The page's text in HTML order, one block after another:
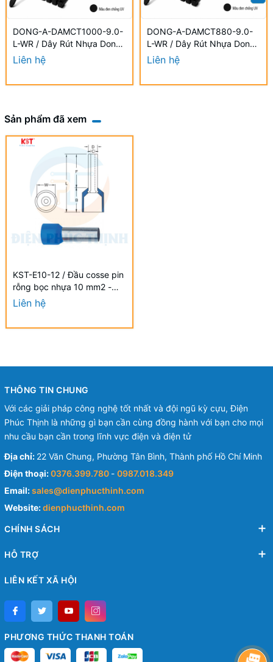
DONG-A-DAMCT1000-9.0-
L-WR / Dây Rút Nhựa Dong-
A 9.0×1000mm Chống UV
Liên hệ
DONG-A-DAMCT880-9.0-
L-WR / Dây Rút Nhựa Dong-
A 9.0×880mm Chống UV
Liên hệ
Sản phẩm đã xem
KST-E10-12 / Đầu cosse pin
rỗng bọc nhựa 10 mm2 -
NYLON-INSULATED CORD
END TERMINALS (E SERIES)
Liên hệ
THÔNG TIN CHUNG
Với các giải pháp công nghệ tốt nhất và đội ngũ kỳ cựu, Điện
Phúc Thịnh là những gì bạn cần cùng đồng hành với bạn cho mọi
nhu cầu bạn cần trong lĩnh vực điện và điện tử
Địa chỉ: 22 Văn Chung, Phường Tân Bình, Thành phố Hồ Chí Minh
Điện thoại:0376.399.780 - 0987.018.349
Email:sales@dienphucthinh.com
Website:dienphucthinh.com
CHÍNH SÁCH
HỖ TRỢ
LIÊN KẾT XÃ HỘI
PHƯƠNG THỨC THANH TOÁN